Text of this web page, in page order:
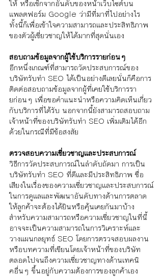
ให้ หรือเช็กจากอันดับของหน้าเว็บไซต์บน
แพลตฟอร์ม Google ว่ามีที่มาที่ไปอย่างไร
ทั้งนี้ก็เพื่อเข้าใจความสามารถและประสิทธิภาพ
ของตัวผู้เชี่ยวชาญให้ได้มากที่สุดนั่นเอง
สอบถามข้อมูลจากผู้ใช้บริการรายก่อนๆ
อีกหนึ่งเกณฑ์ที่สามารถวัดประสบการณ์ของ
บริษัทรับทำ SEO ได้เป็นอย่างดีเลยนั่นก็คือการ
ติดต่อสอบถามข้อมูลจากผู้ที่เคยใช้บริการรา
ยก่อนๆ เพื่อขอคำแนะนำหรือความคิดเห็นเกี่ยว
กับบริการที่ได้รับ นอกจากนี้ยังสามารถสอบถาม
เจ้าหน้าที่ของบริษัทรับทำ SEO เพิ่มเติมได้อีก
ด้วยในกรณีที่มีข้อสงสัย
ตรวจสอบความเชี่ยวชาญและประสบการณ์
วิธีการวัดประสบการณ์ในลำดับถัดมา การเป็น
บริษัทรับทำ SEO ที่ดีและมีประสิทธิภาพ ชื่อ
เสียงในเรื่องของความเชี่ยวชาญและประสบการณ์
ในการดูแลและพัฒนาอันดับทางด้านการตลาด
ให้ลูกค้าจะต้องได้ยินหรือคุ้นเคยกันมาบ้าง
สำหรับความสามารถหรือความเชี่ยวชาญในที่นี้
อาจจะเป็นความสามารถในการวิเคราะห์และ
วางแผนกลยุทธ์ SEO โดยการตรวจสอบผลงาน
หรือบทความที่เขียนโดยเจ้าหน้าที่ของบริษัท
ตลอดไปจนถึงความเชี่ยวชาญทางด้านเทคนิ
คอื่นๆ ขึ้นอยู่กับความต้องการของลูกค้าเอง